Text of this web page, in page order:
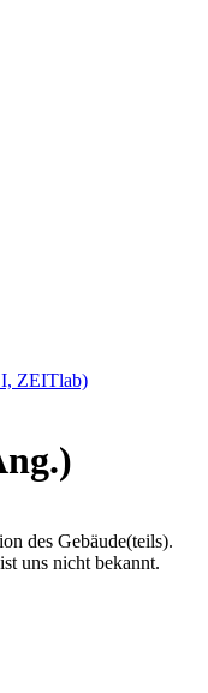
ZEITlab)
des Gebäude(teils).
uns nicht bekannt.